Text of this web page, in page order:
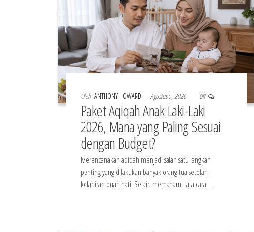
Oleh ANTHONY HOWARD Agustus 5, 2026 Off
Paket Aqiqah Anak Laki-Laki
2026, Mana yang Paling Sesuai
dengan Budget?
Merencanakan aqiqah menjadi salah satu langkah
penting yang dilakukan banyak orang tua setelah
kelahiran buah hati. Selain memahami tata cara…